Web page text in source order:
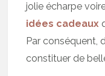
jolie écharpe
idées cadeaux
Par conséquent,
constituer de